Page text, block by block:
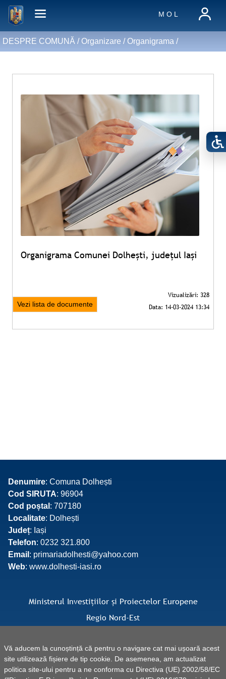
Vă aducem la cunoștință că pentru o navigare cat mai ușoară acest
site utilizează fișiere de tip cookie. De asemenea, am actualizat
politica site-ului pentru a ne conforma cu Directiva (UE) 2002/58/EC
M O L
DESPRE COMUNĂ /Organizare/Organigrama /
Organigrama Comunei Dolhești, județul Iași
Vezi lista de documente
Denumire: Comuna Dolhești
Cod SIRUTA: 96904
Cod poștal : 707180
Localitate: Dolhești
Județ: Iași
Telefon: 0232 321.800
Email : primariadolhesti@yahoo.com
Web: www.dolhesti-iasi.ro
Ministerul Investițiilor și Proiectelor Europene
Regio Nord-Est